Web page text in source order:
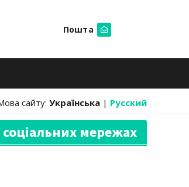
Пошта
сайту: Українська | Русский
мережах